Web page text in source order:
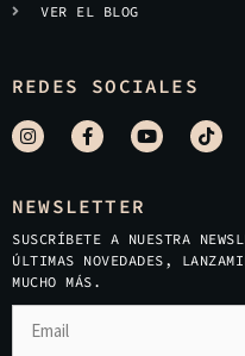
VER EL BLOG
REDES SOCIALES
NEWSLETTER
SUSCRÍBETE A NUESTRA
ÚLTIMAS NOVEDADES,
MUCHO MÁS.